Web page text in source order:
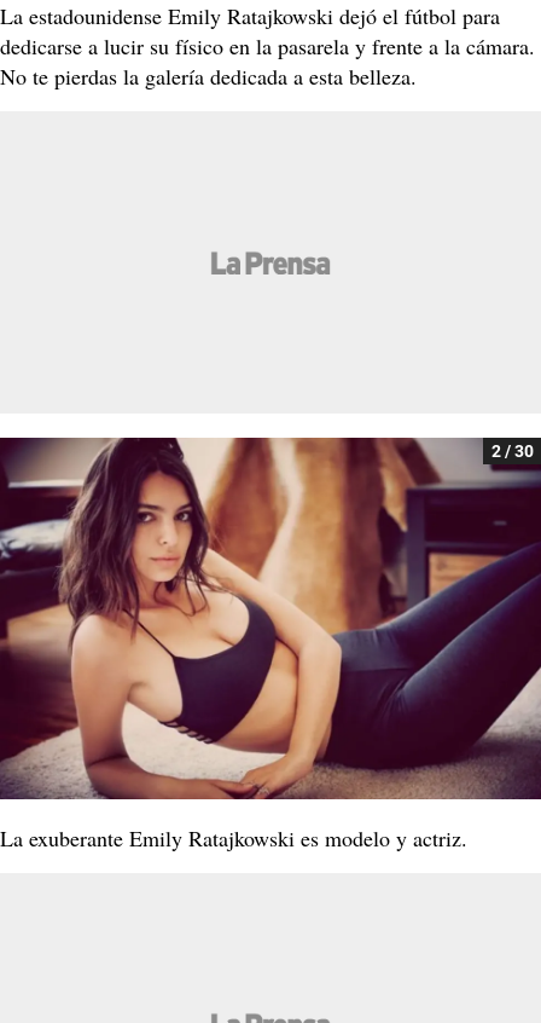
La estadounidense Emily Ratajkowski dejó el fútbol para
dedicarse a lucir su físico en la pasarela y frente a la cámara.
No te pierdas la galería dedicada a esta belleza.
2 / 30
La exuberante Emily Ratajkowski es modelo y actriz.